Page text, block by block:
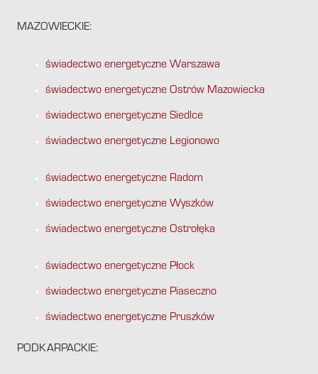
MAZOWIECKIE:
świadectwo energetyczne Warszawa
świadectwo energetyczne Ostrów Mazowiecka
świadectwo energetyczne Siedlce
świadectwo energetyczne Legionowo
świadectwo energetyczne Radom
świadectwo energetyczne Wyszków
świadectwo energetyczne Ostrołęka
świadectwo energetyczne Płock
świadectwo energetyczne Piaseczno
świadectwo energetyczne Pruszków
PODKARPACKIE: